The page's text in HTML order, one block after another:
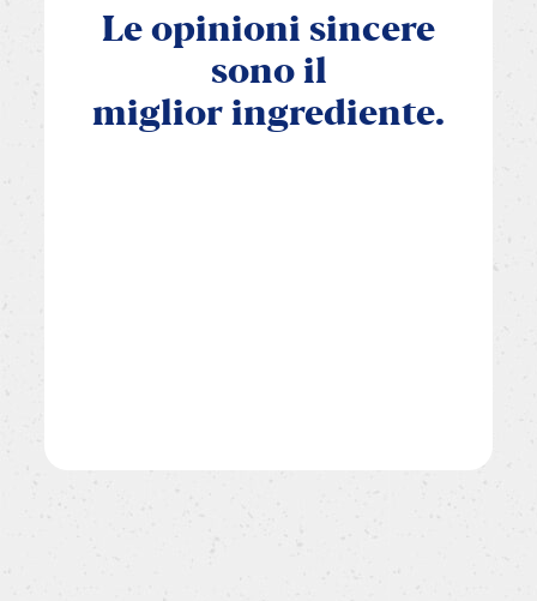
Le opinioni sincere
sono il
miglior ingrediente.